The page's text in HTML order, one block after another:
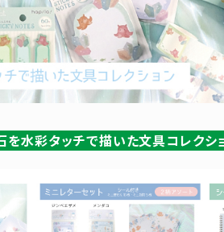
水彩タッチで描いた文具コレクシ